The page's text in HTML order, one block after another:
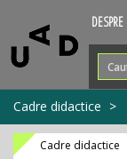
Cadre didactice
Cadre didactice